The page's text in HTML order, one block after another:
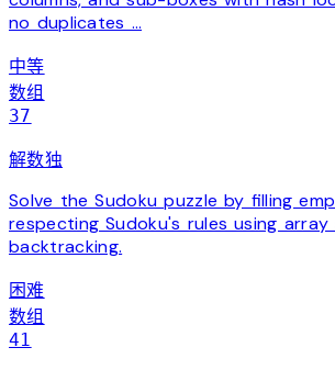
no duplicates …
中等
数组
37
解数独
Solve the Sudoku puzzle by filling
respecting Sudoku's rules using array
backtracking.
困难
数组
41